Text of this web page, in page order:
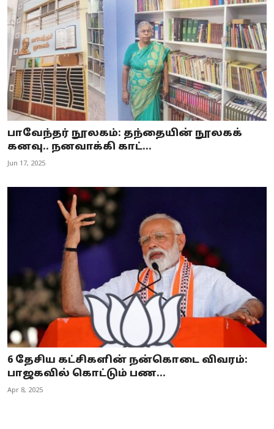
பாவேந்தர் நூலகம்: தந்தையின் நூலகக்
கனவு.. நனவாக்கி காட்...
Jun 17, 2025
6 தேசிய கட்சிகளின் நன்கொடை விவரம்:
பாஜகவில் கொட்டும் பண...
Apr 8, 2025